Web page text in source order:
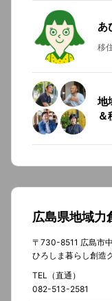
あ
移
地
＆
広島県地域力
〒730-8511 広島市
ひろしま暮らし創造
TEL（直通）
082-513-2581